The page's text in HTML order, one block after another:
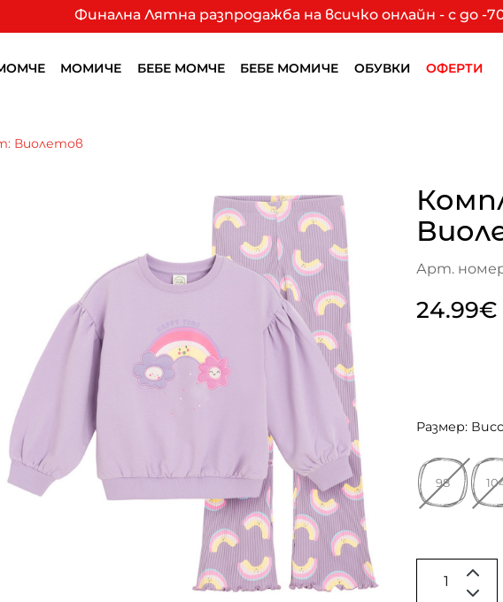
Финална Лятна разпродажба на всичко онлайн - с до -
МОМИЧЕ БЕБЕ МОМЧЕ БЕБЕ МОМИЧЕ ОБУВКИ ОФЕРТИ
Виолетов
Арт.
24.99€
Размер:
98